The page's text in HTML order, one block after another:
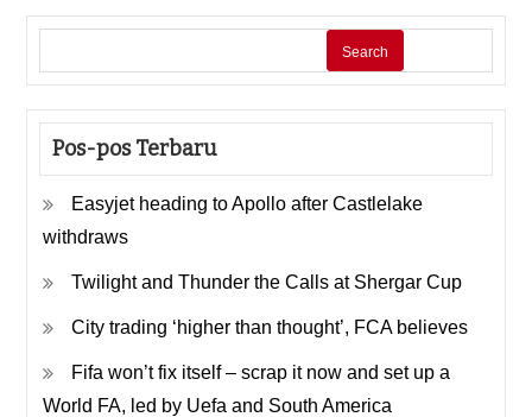
pagination
Search
Pos-pos Terbaru
Easyjet heading to Apollo after Castlelake
withdraws
Twilight and Thunder the Calls at Shergar Cup
City trading ‘higher than thought’, FCA believes
Fifa won’t fix itself – scrap it now and set up a
World FA, led by Uefa and South America